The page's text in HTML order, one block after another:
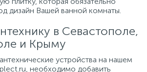
дизайн Вашей ванной комнаты.
в Севастополе,
и Крыму
устройства на нашем
необходимо добавить